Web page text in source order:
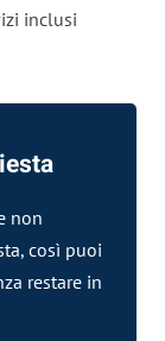
inclusi
non
così puoi
restare in